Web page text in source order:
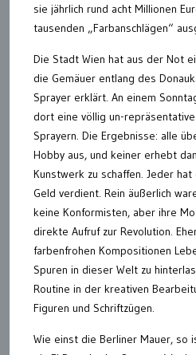
sie jährlich rund acht Millionen
tausenden „Farbanschlägen“
Die Stadt Wien hat aus der Not
die Gemäuer entlang des
Sprayer erklärt. An einem
dort eine völlig un-
Sprayern. Die Ergebnisse: alle
Hobby aus, und keiner erhebt
Kunstwerk zu schaffen. Jeder
Geld verdient. Rein äußerlich
keine Konformisten, aber ihre
direkte Aufruf zur Revolution.
farbenfrohen Kompositionen
Spuren in dieser Welt zu
Routine in der kreativen
Figuren und Schriftzügen.
Wie einst die Berliner Mauer, so